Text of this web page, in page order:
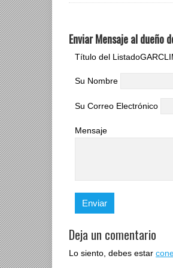
Enviar Mensaje al dueño
Título del Listado
Su Nombre
Su Correo Electrónico
Mensaje
Deja un comentario
Lo siento, debes estar